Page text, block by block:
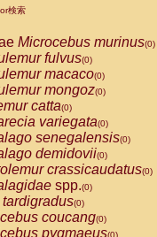
nigrivittatus
boliviensis(0)
sciureus(0)
caraya(0)
fusca(0)
seniculus
spp.(0)
belzebuth(0)
geoffroyi(0)
paniscus(0)
spp.(0)
lagothricha
lagothricha cana
calvus
検索
Microcebus murinus(0)
fulvus(0)
macaco(0)
mongoz(0)
catta(0)
variegata(0)
senegalensis(0)
demidovii(0)
crassicaudatus(0)
spp.(0)
(0)
coucang(0)
pygmaeus(0)